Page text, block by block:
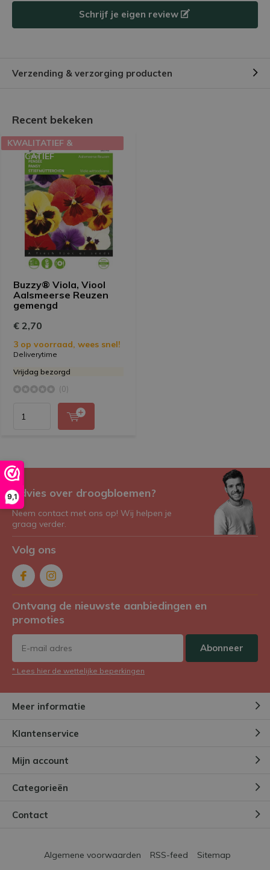
9,1
Schrijf je eigen review
Verzending & verzorging producten
Recent bekeken
Buzzy® Viola, Viool
Aalsmeerse Reuzen
gemengd
KWALITATIEF &
EDUCATIEF
€ 2,70
3 op voorraad, wees snel!
Deliverytime
Vrijdag bezorgd
(0)
Advies over droogbloemen?
Neem contact met ons op! Wij helpen je
graag verder.
Volg ons
Ontvang de nieuwste aanbiedingen en
promoties
Abonneer
* Lees hier de wettelijke beperkingen
Meer informatie
Klantenservice
Mijn account
Categorieën
Contact
Algemene voorwaarden RSS-feed Sitemap